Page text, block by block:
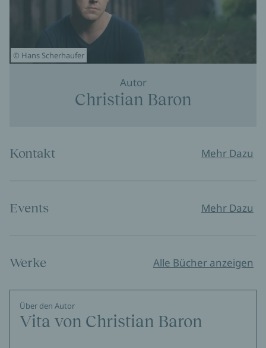
© Hans Scherhaufer
Autor
Christian Baron
Kontakt Mehr Dazu
Events Mehr Dazu
Werke Alle Bücher anzeigen
Über den Autor
Vita von Christian Baron